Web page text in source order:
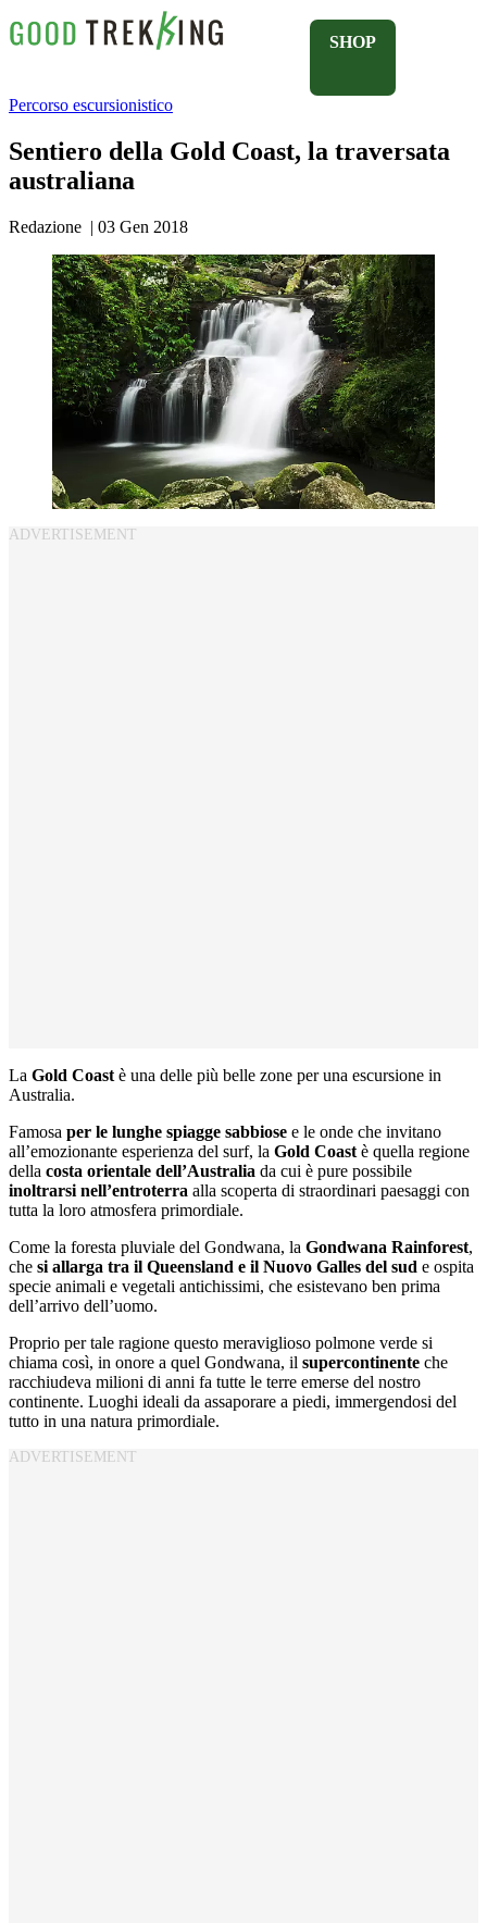
SHOP
Percorso escursionistico
Sentiero della Gold Coast, la traversata
australiana
Redazione | 03 Gen 2018
La Gold Coastè una delle più belle zone per una escursione in
Australia.
Famosa per le lunghe spiagge sabbiose e le onde che invitano
all’emozionante esperienza del surf, la Gold Coastè quella regione
della costa orientale dell’Australia da cui è pure possibile
inoltrarsi nell’entroterra alla scoperta di straordinari paesaggi con
tutta la loro atmosfera primordiale.
Come la foresta pluviale del Gondwana, la Gondwana Rainforest,
che si allarga tra il Queensland e il Nuovo Galles del sud e ospita
specie animali e vegetali antichissimi, che esistevano ben prima
dell’arrivo dell’uomo.
Proprio per tale ragione questo meraviglioso polmone verde si
chiama così, in onore a quel Gondwana, il supercontinente che
racchiudeva milioni di anni fa tutte le terre emerse del nostro
continente. Luoghi ideali da assaporare a piedi, immergendosi del
tutto in una natura primordiale.